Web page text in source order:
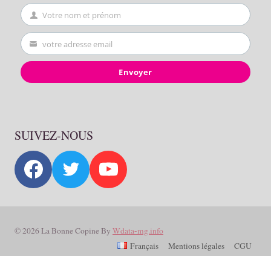
First
Name
Votre nom et prénom
Your
email
votre adresse email
Envoyer
SUIVEZ-NOUS
© 2026 La Bonne Copine By Wdata-mg.info
Français
Mentions légales CGU